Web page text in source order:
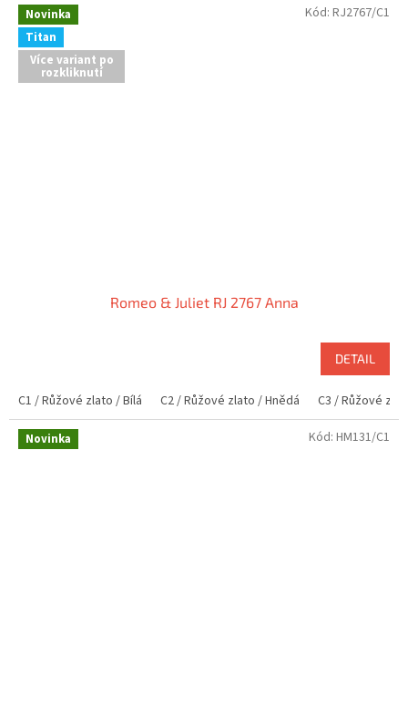
Novinka
Titan
Více variant po
rozkliknutí
Romeo & Juliet RJ 2767 Anna
DETAIL
C1 / Růžové zlato / Bílá C2 / Růžové zlato / Hnědá C3 / Růžové
Kód: RJ2767/C1
Novinka Kód: HM131/C1